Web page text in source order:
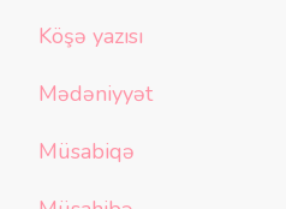
Köşə yazısı
Mədəniyyət
Müsabiqə